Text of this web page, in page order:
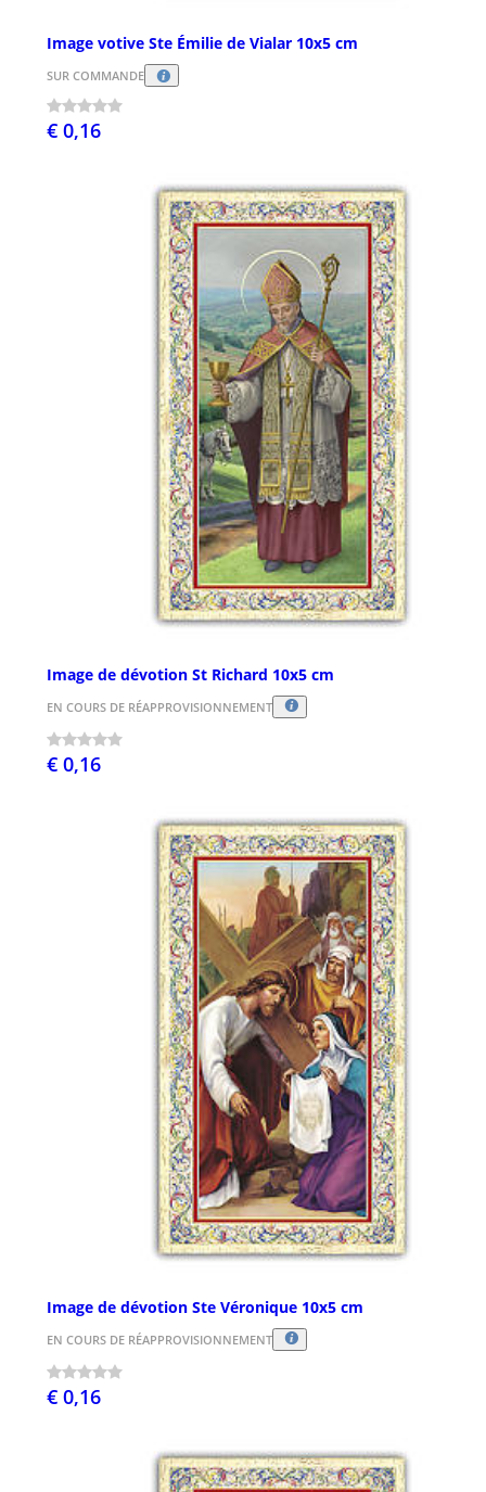
Image votive Ste Émilie de Vialar 10x5 cm
SUR COMMANDE
€ 0,16
Image de dévotion St Richard 10x5 cm
EN COURS DE RÉAPPROVISIONNEMENT
€ 0,16
Image de dévotion Ste Véronique 10x5 cm
EN COURS DE RÉAPPROVISIONNEMENT
€ 0,16